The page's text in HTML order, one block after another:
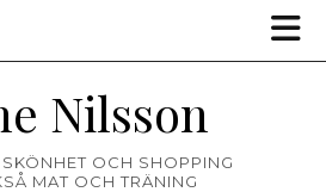
Nilsson
OCH SHOPPING
MAT OCH TRÄNING